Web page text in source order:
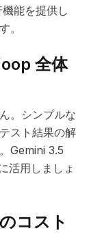
能を提供し
。
全体
。シンプルな
スト結果の解
Gemini 3.5
活用しましょ
コスト